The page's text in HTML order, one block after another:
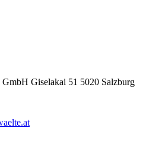
Giselakai 51 5020 Salzburg